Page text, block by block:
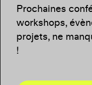
Prochaines
workshops,
projets, ne
!